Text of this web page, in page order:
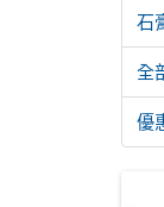
石
全
優